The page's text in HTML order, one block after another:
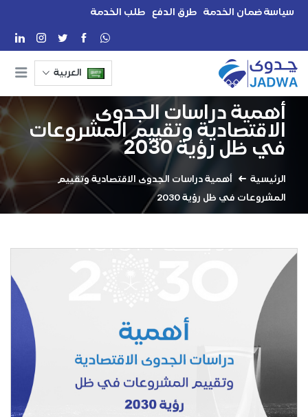
سياسة ضمان الخدمة طرق الدفع طلب الخدمة
العربية
أهمية دراسات الجدوى
الاقتصادية وتقييم المشروعات
في ظل رؤية 2030
الرئيسية
أهمية دراسات الجدوى الاقتصادية وتقييم
المشروعات في ظل رؤية 2030